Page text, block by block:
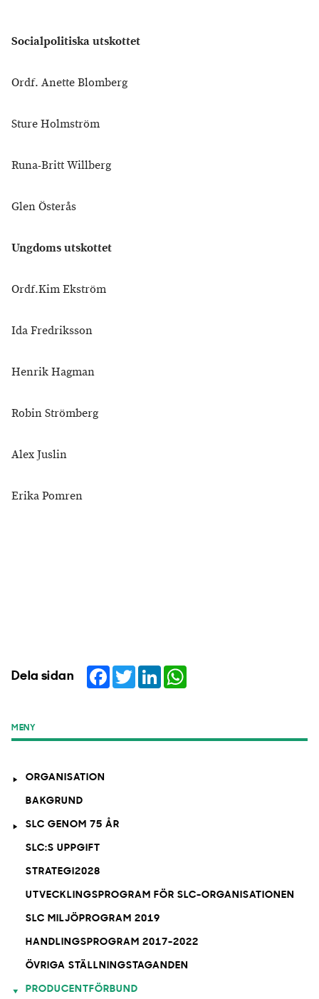
Socialpolitiska utskottet
Ordf. Anette Blomberg
Sture Holmström
Runa-Britt Willberg
Glen Österås
Ungdoms utskottet
Ordf.Kim Ekström
Ida Fredriksson
Henrik Hagman
Robin Strömberg
Alex Juslin
Erika Pomren
Dela sidan Facebook
TwitterLinkedIn
MENY
ORGANISATION
BAKGRUND
SLC GENOM 75 ÅR
SLC:S UPPGIFT
STRATEGI2028
UTVECKLINGSPROGRAM FÖR SLC-ORGANISATIONEN
SLC MILJÖPROGRAM 2019
HANDLINGSPROGRAM 2017-2022
ÖVRIGA STÄLLNINGSTAGANDEN
PRODUCENTFÖRBUND